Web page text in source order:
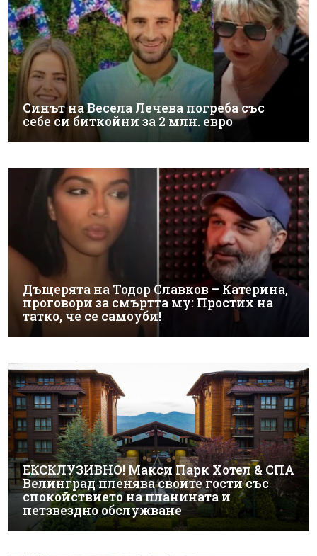
Синът на Весела Лечева погреба със
себе си биткойни за 2 млн. евро
Дъщерята на Тодор Славков – Катерина,
проговори за смъртта му: Простих на
татко, че се самоуби!
ЕКСКЛУЗИВНО! Макси Парк Хотел & СПА
Велинград пленява своите гости със
спокойствието на планината и
петзвездно обслужване